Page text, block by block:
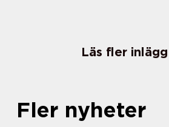
Läs fler
Fler nyheter